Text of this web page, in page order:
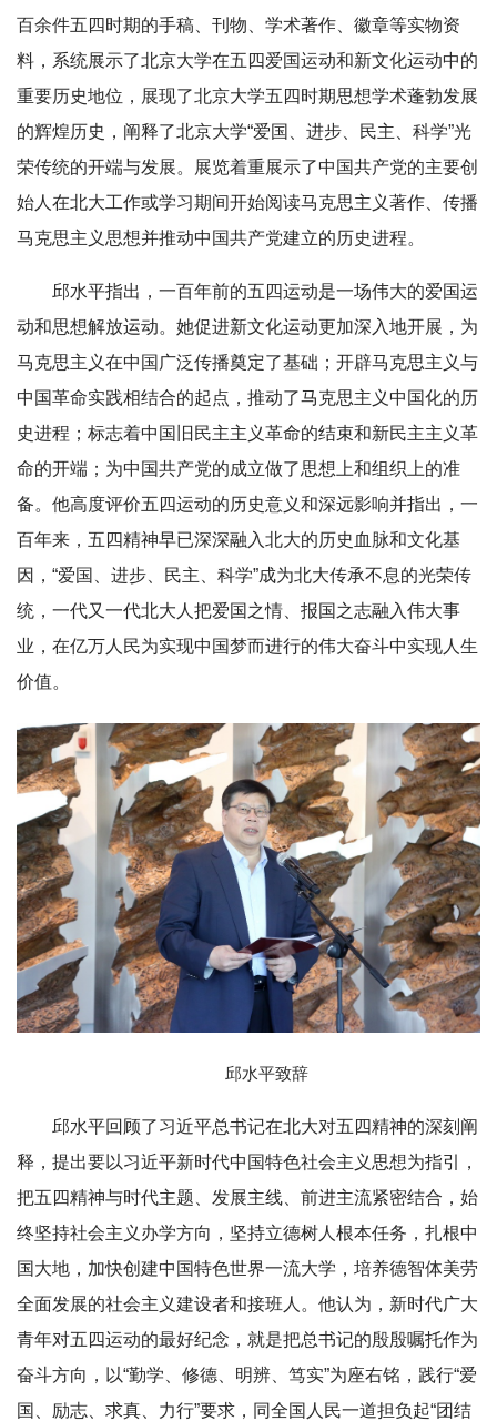
百余件五四时期的手稿、刊物、学术著作、徽章等实物资
料，系统展示了北京大学在五四爱国运动和新文化运动中的
重要历史地位，展现了北京大学五四时期思想学术蓬勃发展
的辉煌历史，阐释了北京大学“爱国、进步、民主、科学”光
荣传统的开端与发展。展览着重展示了中国共产党的主要创
始人在北大工作或学习期间开始阅读马克思主义著作、传播
马克思主义思想并推动中国共产党建立的历史进程。
邱水平指出，一百年前的五四运动是一场伟大的爱国运
动和思想解放运动。她促进新文化运动更加深入地开展，为
马克思主义在中国广泛传播奠定了基础；开辟马克思主义与
中国革命实践相结合的起点，推动了马克思主义中国化的历
史进程；标志着中国旧民主主义革命的结束和新民主主义革
命的开端；为中国共产党的成立做了思想上和组织上的准
备。他高度评价五四运动的历史意义和深远影响并指出，一
百年来，五四精神早已深深融入北大的历史血脉和文化基
因，“爱国、进步、民主、科学”成为北大传承不息的光荣传
统，一代又一代北大人把爱国之情、报国之志融入伟大事
业，在亿万人民为实现中国梦而进行的伟大奋斗中实现人生
价值。
邱水平致辞
邱水平回顾了习近平总书记在北大对五四精神的深刻阐
释，提出要以习近平新时代中国特色社会主义思想为指引，
把五四精神与时代主题、发展主线、前进主流紧密结合，始
终坚持社会主义办学方向，坚持立德树人根本任务，扎根中
国大地，加快创建中国特色世界一流大学，培养德智体美劳
全面发展的社会主义建设者和接班人。他认为，新时代广大
青年对五四运动的最好纪念，就是把总书记的殷殷嘱托作为
奋斗方向，以“勤学、修德、明辨、笃实”为座右铭，践行“爱
国、励志、求真、力行”要求，同全国人民一道担负起“团结